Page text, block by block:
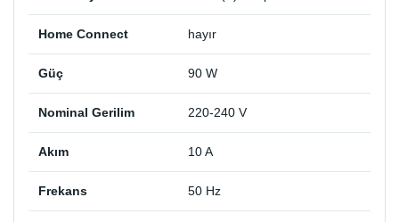
Home Connect hayır
Güç 90 W
Nominal Gerilim 220-240 V
Akım 10 A
Frekans 50 Hz